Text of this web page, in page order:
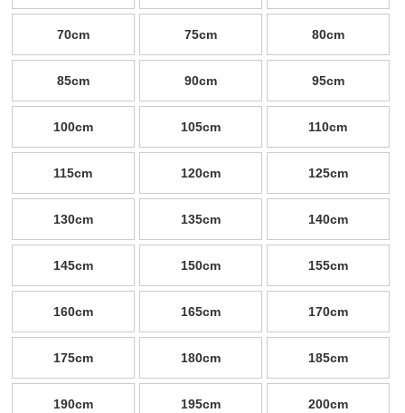
70cm 75cm 80cm
85cm 90cm 95cm
100cm 105cm 110cm
115cm 120cm 125cm
130cm 135cm 140cm
145cm 150cm 155cm
160cm 165cm 170cm
175cm 180cm 185cm
190cm 195cm 200cm